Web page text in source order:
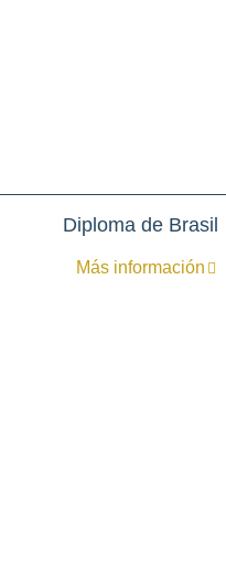
Diploma de Brasil
Más información